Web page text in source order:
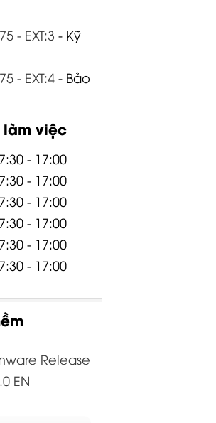
- EXT:3 - Kỹ
- EXT:4 - Bảo
làm việc
- 17:00
- 17:00
- 17:00
- 17:00
- 17:00
- 17:00
Release
EN